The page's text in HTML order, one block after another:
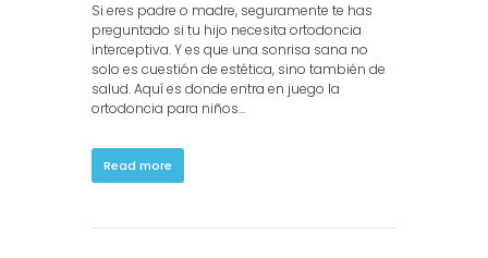
Si eres padre o madre, seguramente te has
preguntado si tu hijo necesita ortodoncia
interceptiva. Y es que una sonrisa sana no
solo es cuestión de estética, sino también de
salud. Aquí es donde entra en juego la
ortodoncia para niños...
Read more